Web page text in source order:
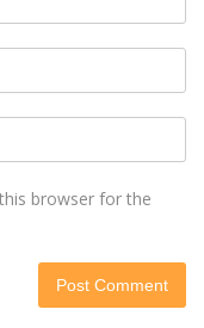
browser for the